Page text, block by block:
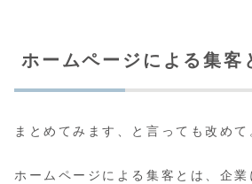
ホームページによる集客
まとめてみます、と言っても改めて
ホームページによる集客とは、企